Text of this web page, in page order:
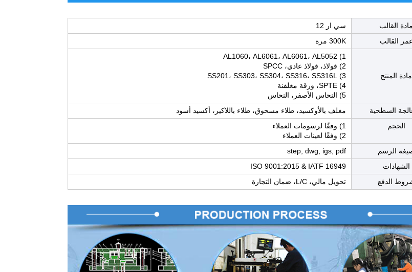
مادة القالب
سي ار 12
عمر القالب
300K مرة
مادة المنتج
1) AL1060، AL6061، AL6061، AL5052
2) فولاذ، فولاذ عادي، SPCC
3) SS201، SS303، SS304، SS316، SS316L
4) SPTE، ورقة مغلفنة
5) النحاس الأصفر، النحاس
السطحية
مغلف بالأوكسيد، طلاء مسحوق، طلاء باللاكير، أكسيد أسود
الحجم
1) وفقًا لرسومات العملاء
2) وفقًا لعينات العملاء
الرسم
step, dwg, igs, pdf
الشهادات
ISO 9001:2015 & IATF 16949
الدفع
تحويل مالي، L/C، ضمان التجارة